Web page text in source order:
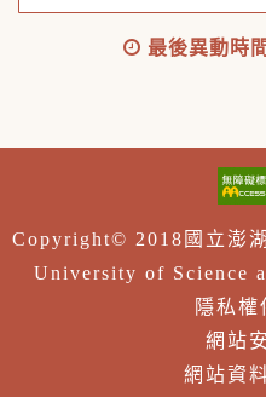
最後異動時
Copyright© 2018國立澎
University of Science
隱私權
網站
網站資